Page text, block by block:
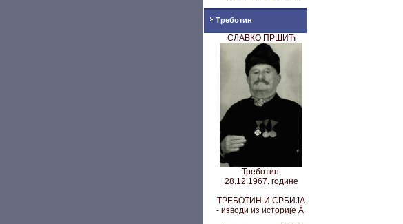
Треботин
СЛАВКО ПРШИЋ
Треботин,
28.12.1967. године
ТРЕБОТИН И СРБИЈА
- изводи из историје Â